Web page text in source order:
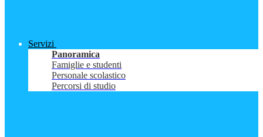
Servizi
Panoramica
Famiglie e studenti
Personale scolastico
Percorsi di studio